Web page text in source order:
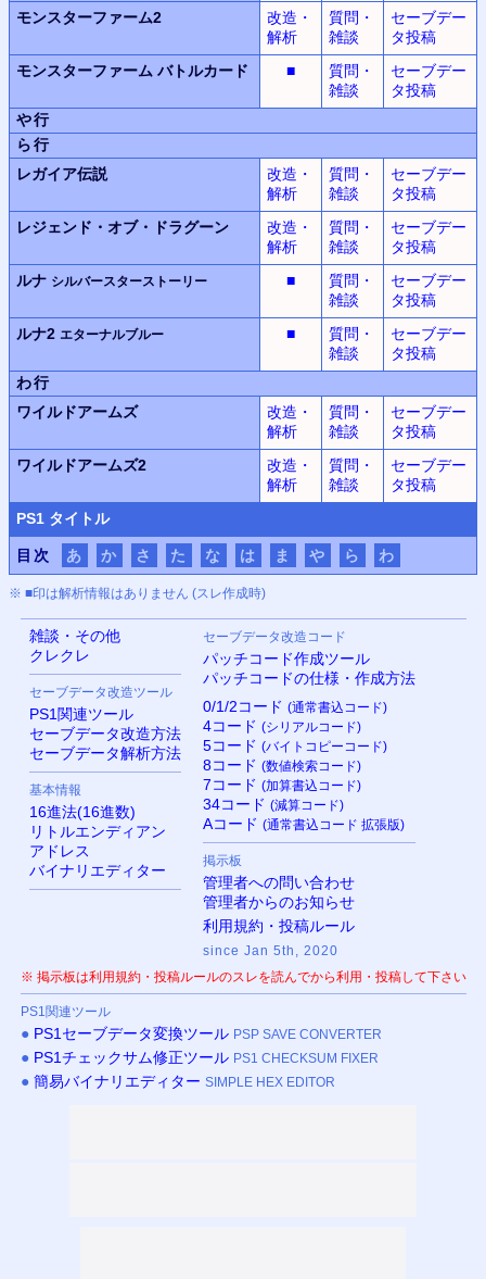
モンスターファーム2
改造・
解析
質問・
雑談
セーブデー
タ投稿
モンスターファーム バトルカード ■
質問・
雑談
セーブデー
タ投稿
や行
ら行
レガイア伝説
改造・
解析
質問・
雑談
セーブデー
タ投稿
レジェンド・オブ・ドラグーン
改造・
解析
質問・
雑談
セーブデー
タ投稿
ルナ シルバースターストーリー ■
質問・
雑談
セーブデー
タ投稿
ルナ2 エターナルブルー ■
質問・
雑談
セーブデー
タ投稿
わ行
ワイルドアームズ
改造・
解析
質問・
雑談
セーブデー
タ投稿
ワイルドアームズ2
改造・
解析
質問・
雑談
セーブデー
タ投稿
PS1 タイトル
目次 あ か さ た な は ま や ら わ
※ ■印は解析情報はありません (スレ作成時)
雑談・その他
クレクレ
セーブデータ改造ツール
PS1関連ツール
セーブデータ改造方法
セーブデータ解析方法
基本情報
16進法(16進数)
リトルエンディアン
アドレス
バイナリエディター
セーブデータ改造コード
パッチコード作成ツール
パッチコードの仕様・作成方法
0/1/2コード (通常書込コード)
4コード (シリアルコード)
5コード (バイトコピーコード)
8コード (数値検索コード)
7コード (加算書込コード)
34コード (減算コード)
Aコード (通常書込コード 拡張版)
掲示板
管理者への問い合わせ
管理者からのお知らせ
利用規約・投稿ルール
since Jan 5th, 2020
※ 掲示板は利用規約・投稿ルールのスレを読んでから利用・投稿して下さい
PS1関連ツール
● PS1セーブデータ変換ツール PSP SAVE CONVERTER
● PS1チェックサム修正ツール PS1 CHECKSUM FIXER
● 簡易バイナリエディター SIMPLE HEX EDITOR